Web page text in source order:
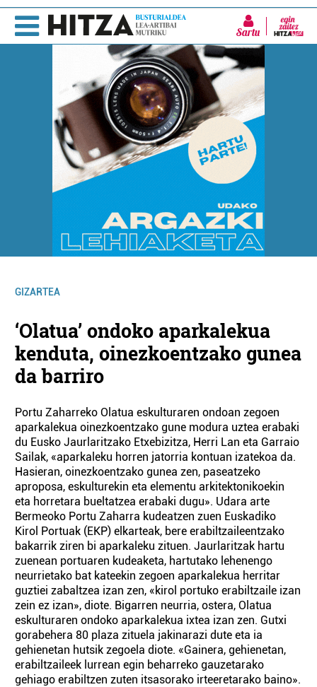
Sartu
GIZARTEA
‘Olatua’ ondoko aparkalekua
kenduta, oinezkoentzako gunea
da barriro
Portu Zaharreko Olatua eskulturaren ondoan zegoen
aparkalekua oinezkoentzako gune modura uztea erabaki
du Eusko Jaurlaritzako Etxebizitza, Herri Lan eta Garraio
Sailak, «aparkaleku horren jatorria kontuan izatekoa da.
Hasieran, oinezkoentzako gunea zen, paseatzeko
aproposa, eskulturekin eta elementu arkitektonikoekin
eta horretara bueltatzea erabaki dugu». Udara arte
Bermeoko Portu Zaharra kudeatzen zuen Euskadiko
Kirol Portuak (EKP) elkarteak, bere erabiltzaileentzako
bakarrik ziren bi aparkaleku zituen. Jaurlaritzak hartu
zuenean portuaren kudeaketa, hartutako lehenengo
neurrietako bat kateekin zegoen aparkalekua herritar
guztiei zabaltzea izan zen, «kirol portuko erabiltzaile izan
zein ez izan», diote. Bigarren neurria, ostera, Olatua
eskulturaren ondoko aparkalekua ixtea izan zen. Gutxi
gorabehera 80 plaza zituela jakinarazi dute eta ia
gehienetan hutsik zegoela diote. «Gainera, gehienetan,
erabiltzaileek lurrean egin beharreko gauzetarako
gehiago erabiltzen zuten itsasorako irteeretarako baino».